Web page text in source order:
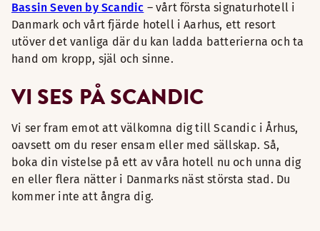
Bassin Seven by Scandic – vårt första signaturhotell i
Danmark och vårt fjärde hotell i Aarhus, ett resort
utöver det vanliga där du kan ladda batterierna och ta
hand om kropp, själ och sinne.
VI SES PÅ SCANDIC
Vi ser fram emot att välkomna dig till Scandic i Århus,
oavsett om du reser ensam eller med sällskap. Så,
boka din vistelse på ett av våra hotell nu och unna dig
en eller flera nätter i Danmarks näst största stad. Du
kommer inte att ångra dig.